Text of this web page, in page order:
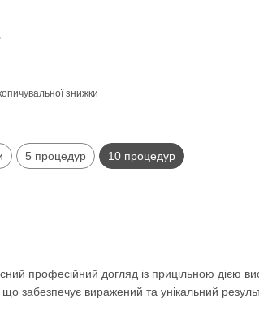
знижки
5 процедур 10 процедур
професійний догляд із прицільною дією
забезпечує виражений та унікальний